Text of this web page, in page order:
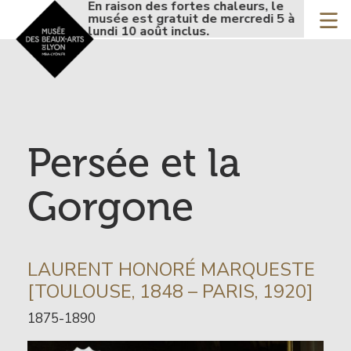
Aller
au
Accueil - Site musée
En raison des fortes chaleurs, le
musée est gratuit de mercredi 5 à
lundi 10 août inclus.
Persée et la
Gorgone
INFORMATION
SUR
L’ARTISTE
LAURENT HONORÉ MARQUESTE
[TOULOUSE, 1848 – PARIS, 1920]
Date
de
1875-1890